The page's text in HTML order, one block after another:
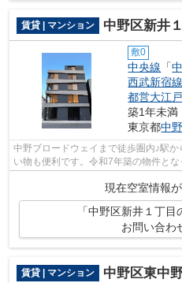
賃貸 | マンション 中野区新井
敷0
中央線 「
西武新宿線
都営大江
築1年未満
東京都中
中野ブロードウェイまで徒歩圏内♪駅
い物も便利です。令和7年築の物件と
現在空室情報が
「中野区新井１丁
お問い合わ
賃貸 | マンション 中野区東中